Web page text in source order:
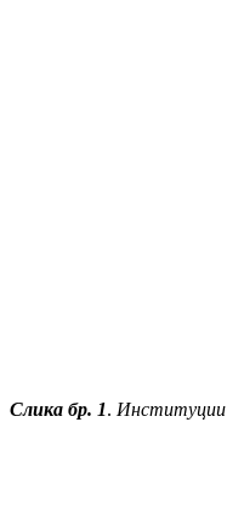
Слика бр. 1. Институции